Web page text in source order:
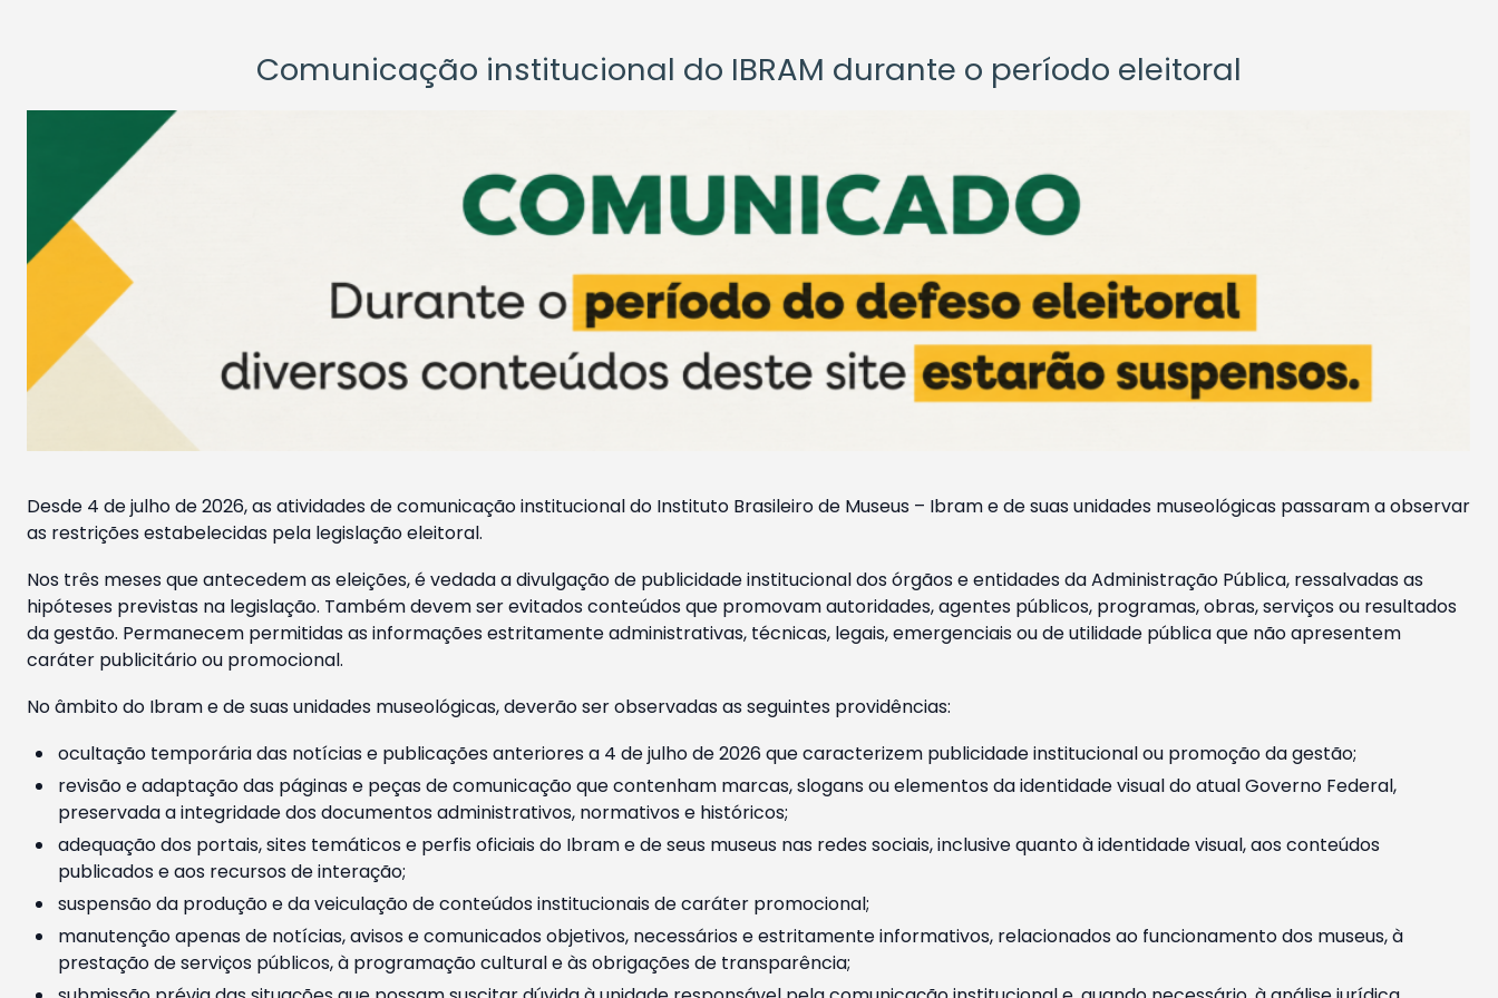
Comunicação institucional do IBRAM durante o período eleitoral
Desde 4 de julho de 2026, as atividades de comunicação institucional do Instituto Brasileiro de Museus – Ibram e de suas unidades museológicas passaram a observar
as restrições estabelecidas pela legislação eleitoral.
Nos três meses que antecedem as eleições, é vedada a divulgação de publicidade institucional dos órgãos e entidades da Administração Pública, ressalvadas as
hipóteses previstas na legislação. Também devem ser evitados conteúdos que promovam autoridades, agentes públicos, programas, obras, serviços ou resultados
da gestão. Permanecem permitidas as informações estritamente administrativas, técnicas, legais, emergenciais ou de utilidade pública que não apresentem
caráter publicitário ou promocional.
No âmbito do Ibram e de suas unidades museológicas, deverão ser observadas as seguintes providências:
ocultação temporária das notícias e publicações anteriores a 4 de julho de 2026 que caracterizem publicidade institucional ou promoção da gestão;
revisão e adaptação das páginas e peças de comunicação que contenham marcas, slogans ou elementos da identidade visual do atual Governo Federal,
preservada a integridade dos documentos administrativos, normativos e históricos;
adequação dos portais, sites temáticos e perfis oficiais do Ibram e de seus museus nas redes sociais, inclusive quanto à identidade visual, aos conteúdos
publicados e aos recursos de interação;
suspensão da produção e da veiculação de conteúdos institucionais de caráter promocional;
manutenção apenas de notícias, avisos e comunicados objetivos, necessários e estritamente informativos, relacionados ao funcionamento dos museus, à
prestação de serviços públicos, à programação cultural e às obrigações de transparência;